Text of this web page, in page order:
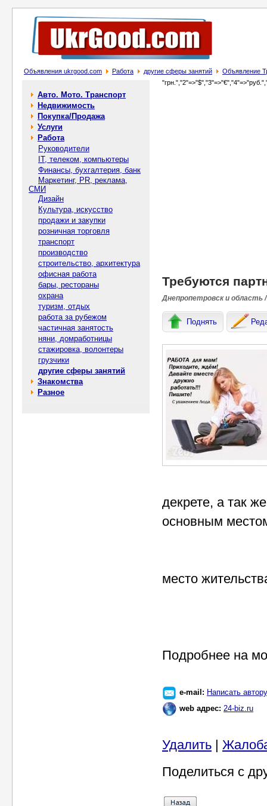
Объявления ukrgood.com Работа другие сферы занятий Объявление
Авто. Мото. Транспорт
Недвижимость
Покупка/Продажа
Услуги
Работа
Руководители
IT, телеком, компьютеры
Финансы, бухгалтерия, банк
Маркетинг, PR, реклама,
СМИ
Дизайн
Культура, искусство
продажи и закупки
розничная торговля
транспорт
производство
строительство, архитектура
офисная работа
бары, рестораны
охрана
туризм, отдых
работа за рубежом
частичная занятость
няни, домработницы
стажировка, волонтеры
грузчики
другие сферы занятий
Знакомства
Разное
Требуются
Днепропетровск и область
Поднять
декрете, а так
основным
место
Подробнее на
e-mail: Написать автору
web адрес: 24-biz.ru
Удалить |
Поделиться с